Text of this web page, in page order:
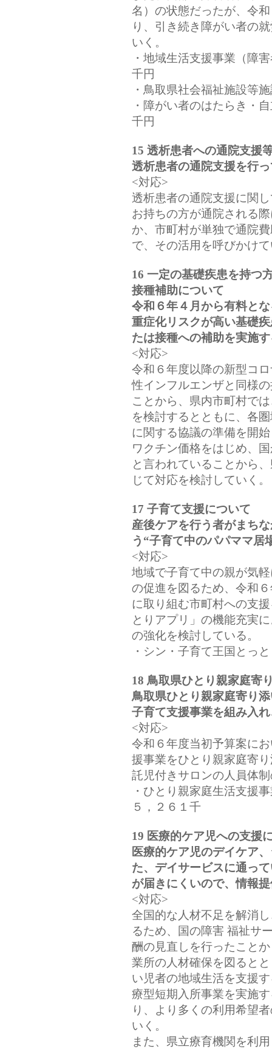
名）の状態だったが、令
り、引き続き障がい者の
いく。
・地域生活支援事業（障
千円
・鳥取県社会福祉施設等
・障がい者のはたらき・
千円
15 透析患者への通院支援
透析患者の通院支援を行
<対応>
透析患者の通院支援に関
お持ちの方が通院される
か、市町村が単独で通院
で、その活用を呼びかけ
16 一定の基礎疾患を持つ
接種補助について
令和６年４月から有料と
重症化リスクが高い基礎
たは接種への補助を実施
<対応>
令和６年度以降の新型コ
性インフルエンザと同様
ことから、県内市町村で
を検討するとともに、各
に関する協議の準備を開
ワクチン価格をはじめ、
と言われていることから
じて対応を検討していく。
17 子育て支援について
産後ケアを行う者がまち
う“子育て中のパパママ居
<対応>
地域で子育て中の親が気
の促進を図るため、令和
に取り組む市町村への支
とりアプリ」の機能充実
の強化を検討している。
・シン・子育て王国とっ
18 鳥取県ひとり親家庭寄
鳥取県ひとり親家庭寄り
子育て支援事業を組み入
<対応>
令和６年度当初予算案に
援事業をひとり親家庭寄
託児付きサロンの人員体
・ひとり親家庭生活支援
５，２６１千
19 医療的ケア児への支援
医療的ケア児のデイケア
た、デイサービスに通っ
が届きにくいので、情報
<対応>
全国的な人材不足を解消
るため、国の障害 福祉サ
酬の見直しを行ったこと
業所の人材確保を図ると
い児者の地域生活を支援
療型短期入所事業を実施
り、より多くの利用希望
いく。
また、県立療育機関を利